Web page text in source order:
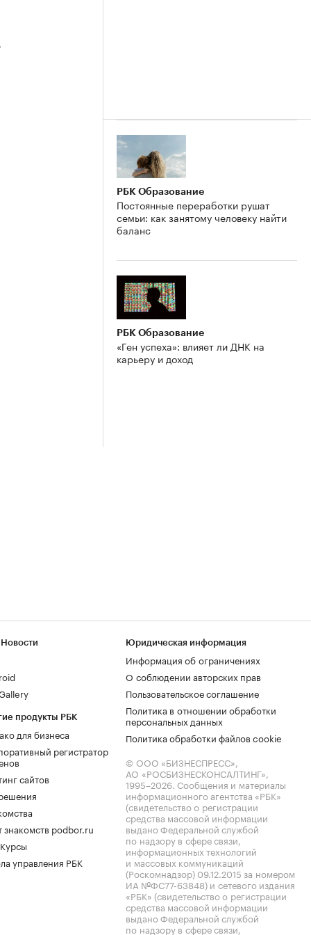
РБК Образование
Постоянные переработки рушат
семьи: как занятому человеку найти
баланс
РБК Образование
«Ген успеха»: влияет ли ДНК на
карьеру и доход
продукты РБК
для бизнеса
регистратор
сайтов
знакомств podbor.ru
управления РБК
Юридическая информация
Информация об ограничениях
О соблюдении авторских прав
Пользовательское соглашение
Политика в отношении обработки
персональных данных
Политика обработки файлов cookie
© ООО «БИЗНЕСПРЕСС»,
АО «РОСБИЗНЕСКОНСАЛТИНГ»,
1995–2026. Сообщения и материалы
информационного агентства «РБК»
(свидетельство о регистрации
средства массовой информации
выдано Федеральной службой
по надзору в сфере связи,
информационных технологий
и массовых коммуникаций
(Роскомнадзор) 09.12.2015 за номером
ИА №ФС77-63848) и сетевого издания
«РБК» (свидетельство о регистрации
средства массовой информации
выдано Федеральной службой
по надзору в сфере связи,